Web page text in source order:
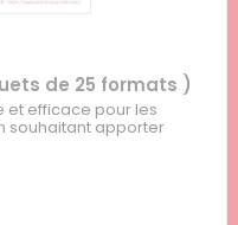
de 25 formats )
et efficace pour les
souhaitant apporter